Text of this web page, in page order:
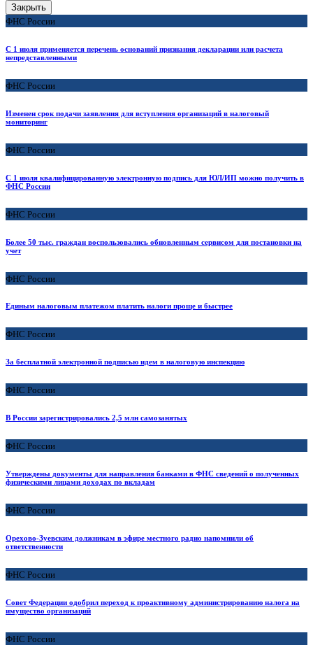
Закрыть
ФНС России
С 1 июля применяется перечень оснований признания декларации или расчета
непредставленными
ФНС России
Изменен срок подачи заявления для вступления организаций в налоговый
мониторинг
ФНС России
С 1 июля квалифицированную электронную подпись для ЮЛ/ИП можно получить в
ФНС России
ФНС России
Более 50 тыс. граждан воспользовались обновленным сервисом для постановки на
учет
ФНС России
Единым налоговым платежом платить налоги проще и быстрее
ФНС России
За бесплатной электронной подписью идем в налоговую инспекцию
ФНС России
В России зарегистрировались 2,5 млн самозанятых
ФНС России
Утверждены документы для направления банками в ФНС сведений о полученных
физическими лицами доходах по вкладам
ФНС России
Орехово-Зуевским должникам в эфире местного радио напомнили об
ответственности
ФНС России
Совет Федерации одобрил переход к проактивному администрированию налога на
имущество организаций
ФНС России